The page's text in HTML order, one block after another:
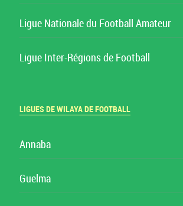
Ligue Nationale du Football Amateur
Ligue Inter-Régions de Football
LIGUES DE WILAYA DE FOOTBALL
Annaba
Guelma